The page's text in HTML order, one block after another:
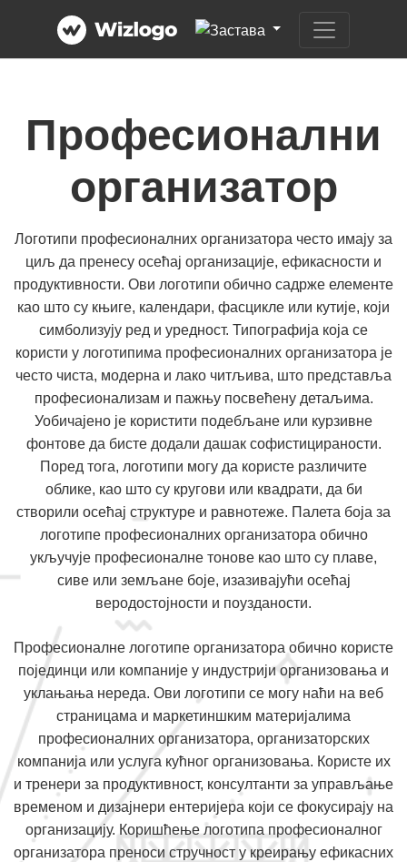
Професионални
организатор
Логотипи професионалних организатора често имају за
циљ да пренесу осећај организације, ефикасности и
продуктивности. Ови логотипи обично садрже елементе
као што су књиге, календари, фасцикле или кутије, који
симболизују ред и уредност. Типографија која се
користи у логотипима професионалних организатора је
често чиста, модерна и лако читљива, што представља
професионализам и пажњу посвећену детаљима.
Уобичајено је користити подебљане или курзивне
фонтове да бисте додали дашак софистицираности.
Поред тога, логотипи могу да користе различите
облике, као што су кругови или квадрати, да би
створили осећај структуре и равнотеже. Палета боја за
логотипе професионалних организатора обично
укључује професионалне тонове као што су плаве,
сиве или земљане боје, изазивајући осећај
веродостојности и поузданости.
Професионалне логотипе организатора обично користе
појединци или компаније у индустрији организовања и
уклањања нереда. Ови логотипи се могу наћи на веб
страницама и маркетиншким материјалима
професионалних организатора, организаторских
компанија или услуга кућног организовања. Користе их
и тренери за продуктивност, консултанти за управљање
временом и дизајнери ентеријера који се фокусирају на
организацију. Коришћење логотипа професионалног
организатора преноси стручност у креирању ефикасних